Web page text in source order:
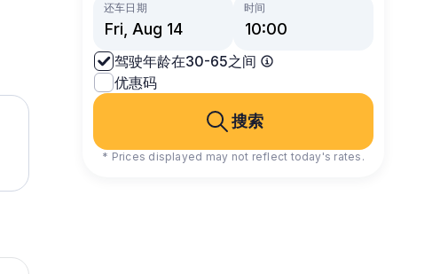
还车日期 时间
驾驶年龄在30-65之间
优惠码
搜索
* Prices displayed may not reflect today's rates.